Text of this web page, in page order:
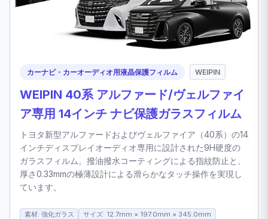
カーナビ・カーオーディオ用液晶保護フィルム WEIPIN
WEIPIN 40系 アルファード/ヴェルファイ
ア専用 14インチ ナビ保護ガラスフィルム
トヨタ新型アルファードおよびヴェルファイア（40系）の14
インチディスプレイオーディオ専用に設計された9H硬度の
ガラスフィルム。撥油撥水コーティングによる指紋防止と、
厚さ0.33mmの極薄設計による滑らかなタッチ操作を実現し
ています。
素材: 強化ガラス サイズ: 12.7mm × 197.0mm × 345.0mm